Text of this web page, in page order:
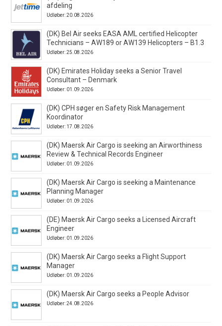
afdeling
Udløber: 20.08.2026
(DK) Bel Air seeks EASA AML certified Helicopter
Technicians – AW189 or AW139 Helicopters – B1.3
Udløber: 25.08.2026
(DK) Emirates Holiday seeks a Senior Travel
Consultant – Denmark
Udløber: 01.09.2026
(DK) CPH søger en Safety Risk Management
Koordinator
Udløber: 17.08.2026
(DK) Maersk Air Cargo is seeking an Airworthiness
Review & Technical Records Engineer
Udløber: 01.09.2026
(DK) Maersk Air Cargo is seeking a Maintenance
Planning Manager
Udløber: 01.09.2026
(DE) Maersk Air Cargo seeks a Licensed Aircraft
Engineer
Udløber: 01.09.2026
(DK) Maersk Air Cargo seeks a Flight Support
Manager
Udløber: 01.09.2026
(DK) Maersk Air Cargo seeks a People Advisor
Udløber: 24.08.2026